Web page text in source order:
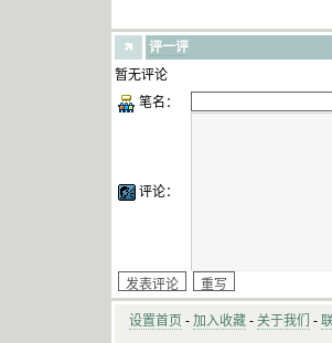
评一评
暂无评论
笔名：
评论：
设置首页 - 加入收藏 - 关于我们 -